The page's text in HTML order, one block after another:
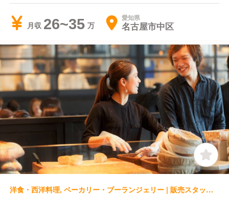
月収 26~35 愛知県
名古屋市中区
洋食・西洋料理, ベーカリー・ブーランジェリー | 販売スタッフ | THE CITY BAKERY THE CITY BAKERY ＋ Bar & Grill グランスタ東京